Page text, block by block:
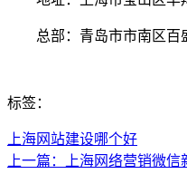
总部：青岛市市南区百
标签：
上海网站建设哪个好
上一篇：上海网络营销微